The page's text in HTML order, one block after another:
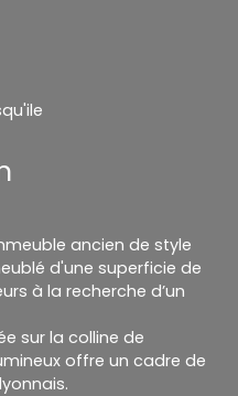
ancien de style
d'une superficie de
à la recherche d’un
sur la colline de
offre un cadre de